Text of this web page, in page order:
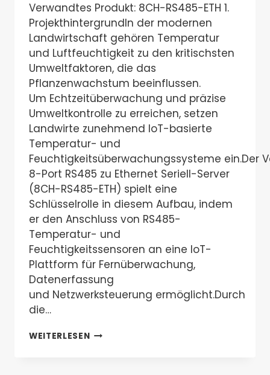
Verwandtes Produkt: 8CH-RS485-ETH 1.
ProjekthintergrundIn der modernen
Landwirtschaft gehören Temperatur
und Luftfeuchtigkeit zu den kritischsten
Umweltfaktoren, die das
Pflanzenwachstum beeinflussen.
Um Echtzeitüberwachung und präzise
Umweltkontrolle zu erreichen, setzen
Landwirte zunehmend IoT-basierte
Temperatur- und
Feuchtigkeitsüberwachungssysteme ein.Der
8-Port RS485 zu Ethernet Seriell-Server
(8CH-RS485-ETH) spielt eine
Schlüsselrolle in diesem Aufbau, indem
er den Anschluss von RS485-
Temperatur- und
Feuchtigkeitssensoren an eine IoT-
Plattform für Fernüberwachung,
Datenerfassung
und Netzwerksteuerung ermöglicht.Durch
die…
WEITERLESENWIE